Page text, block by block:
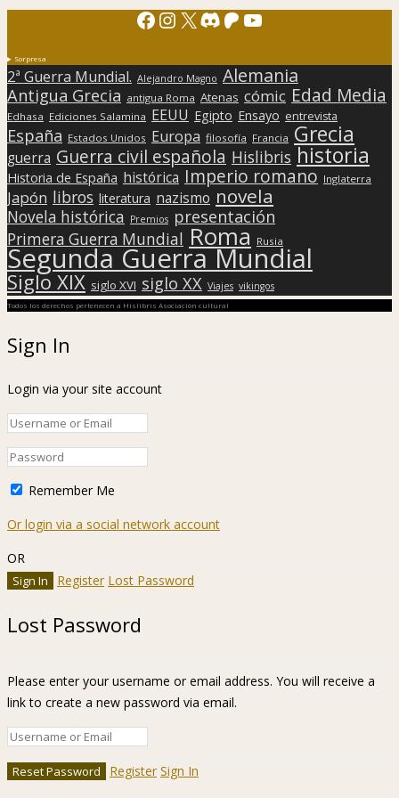
Facebook
Instagram
X Discord
Patreon
YouTube
Sorpresa
2ª Guerra Mundial. Alejandro Magno Alemania
Antigua Grecia antigua Roma Atenas cómic Edad Media
Edhasa Ediciones Salamina EEUU Egipto Ensayo entrevista
España Estados Unidos Europa filosofía Francia Grecia
guerra Guerra civil española Hislibris historia
Historia de España histórica Imperio romano Inglaterra
Japón libros literatura nazismo novela
Novela histórica Premios presentación
Primera Guerra Mundial Roma Rusia
Segunda Guerra Mundial
Siglo XIX siglo XVI siglo XX Viajes vikingos
Todos los derechos pertenecen a Hislibris Asociación cultural
Sign In
Login via your site account
Remember Me
Or login via a social network account
OR
Register Lost Password
Lost Password
Please enter your username or email address. You will receive a
link to create a new password via email.
Register Sign In